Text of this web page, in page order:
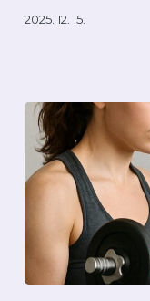
2025. 12. 15.